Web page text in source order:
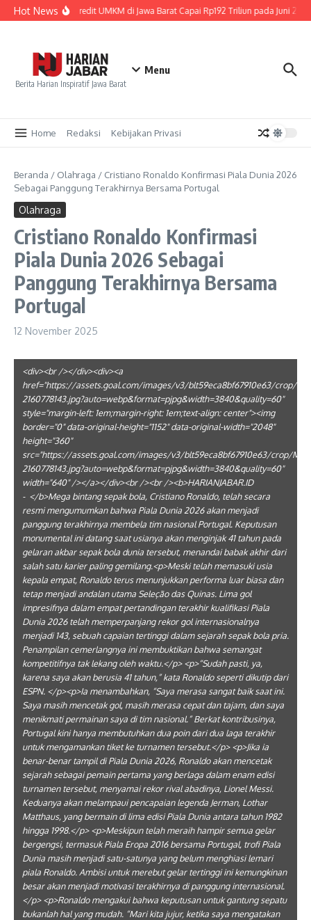
Lewati ke konten
Hot News
Penyaluran Kredit UMKM di Jawa Barat Capai Rp192 Triliun pada Juni 2026
Berita Harian Inspiratif Jawa Barat
Menu
Home Redaksi Kebijakan Privasi
Beranda / Olahraga / Cristiano Ronaldo Konfirmasi Piala Dunia 2026
Sebagai Panggung Terakhirnya Bersama Portugal
Olahraga
Cristiano Ronaldo Konfirmasi
Piala Dunia 2026 Sebagai
Panggung Terakhirnya Bersama
Portugal
12 November 2025
<div><br /></div><div><a
href="https://assets.goal.com/images/v3/blt59eca8bf67910e63/crop/
2160778143.jpg?auto=webp&format=pjpg&width=3840&quality=60"
style="margin-left: 1em;margin-right: 1em;text-align: center"><img
border="0" data-original-height="1152" data-original-width="2048"
height="360"
src="https://assets.goal.com/images/v3/blt59eca8bf67910e63/crop/
2160778143.jpg?auto=webp&format=pjpg&width=3840&quality=60"
width="640" /></a></div><br /><br /><b>HARIANJABAR.ID
- </b>Mega bintang sepak bola, Cristiano Ronaldo, telah secara
resmi mengumumkan bahwa Piala Dunia 2026 akan menjadi
panggung terakhirnya membela tim nasional Portugal. Keputusan
monumental ini datang saat usianya akan menginjak 41 tahun pada
gelaran akbar sepak bola dunia tersebut, menandai babak akhir dari
salah satu karier paling gemilang.<p>Meski telah memasuki usia
kepala empat, Ronaldo terus menunjukkan performa luar biasa dan
tetap menjadi andalan utama Seleção das Quinas. Lima gol
impresifnya dalam empat pertandingan terakhir kualifikasi Piala
Dunia 2026 telah memperpanjang rekor gol internasionalnya
menjadi 143, sebuah capaian tertinggi dalam sejarah sepak bola pria.
Penampilan cemerlangnya ini membuktikan bahwa semangat
kompetitifnya tak lekang oleh waktu.</p> <p>“Sudah pasti, ya,
karena saya akan berusia 41 tahun,” kata Ronaldo seperti dikutip dari
ESPN. </p><p>Ia menambahkan, “Saya merasa sangat baik saat ini.
Saya masih mencetak gol, masih merasa cepat dan tajam, dan saya
menikmati permainan saya di tim nasional.” Berkat kontribusinya,
Portugal kini hanya membutuhkan dua poin dari dua laga terakhir
untuk mengamankan tiket ke turnamen tersebut.</p> <p>Jika ia
benar-benar tampil di Piala Dunia 2026, Ronaldo akan mencetak
sejarah sebagai pemain pertama yang berlaga dalam enam edisi
turnamen tersebut, menyamai rekor rival abadinya, Lionel Messi.
Keduanya akan melampaui pencapaian legenda Jerman, Lothar
Matthaus, yang bermain di lima edisi Piala Dunia antara tahun 1982
hingga 1998.</p> <p>Meskipun telah meraih hampir semua gelar
bergengsi, termasuk Piala Eropa 2016 bersama Portugal, trofi Piala
Dunia masih menjadi satu-satunya yang belum menghiasi lemari
piala Ronaldo. Ambisi untuk merebut gelar tertinggi ini kemungkinan
besar akan menjadi motivasi terakhirnya di panggung internasional.
</p> <p>Ronaldo mengakui bahwa keputusan untuk gantung sepatu
bukanlah hal yang mudah. “Mari kita jujur, ketika saya mengatakan